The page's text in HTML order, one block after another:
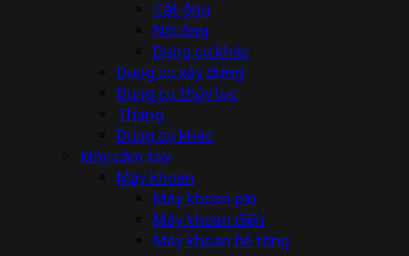
Cắt ống
Nối ống
Dụng cụ khác
Dụng cụ xây dựng
Dụng cụ thủy lực
Thang
Dụng cụ khác
Máy cầm tay
Máy khoan
Máy khoan pin
Máy khoan điện
Máy khoan bê tông